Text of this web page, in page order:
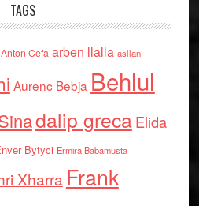
TAGS
Anton Cefa arben llalla asllan
Aurenc Bebja Behlul
dalip grecaElida
Bytyci Ermira Babamusta
Xharra Frank